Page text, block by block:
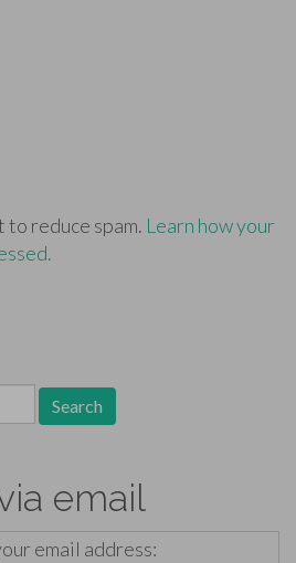
to reduce spam. Learn how your
email
email address: